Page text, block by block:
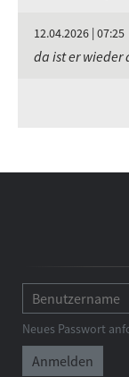
12.04.2026 | 07:25
da ist er wieder
Neues Passwort